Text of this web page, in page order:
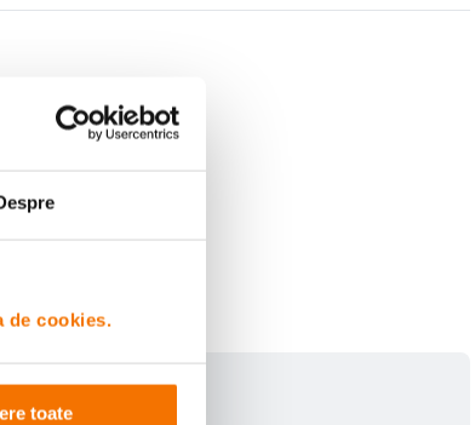
de cookies.
toate